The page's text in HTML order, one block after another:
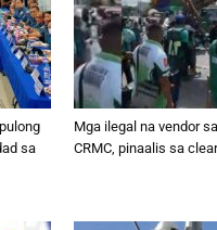
sa
Mga ilegal na vendor
CRMC, pinaalis sa